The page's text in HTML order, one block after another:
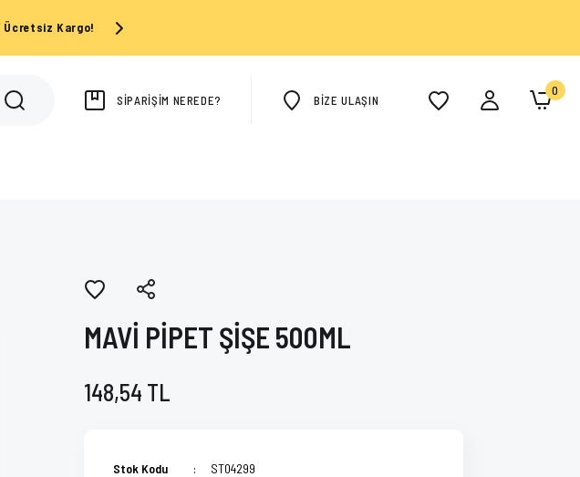
Ücretsiz Kargo!
SİPARİŞİM NEREDE? BİZE ULAŞIN
0
MAVİ PİPET ŞİŞE 500ML
148,54 TL
Stok Kodu ST04299